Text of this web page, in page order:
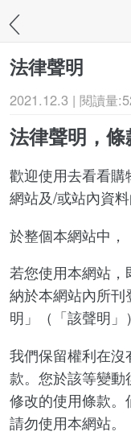
法律聲明
2021.12.3 | 閱讀量
法律聲明，
歡迎使用去看看
網站及/或站內資料
於整個本網站中，
若您使用本網站
納於本網站內所
明」（「該聲明」
我們保留權利在
款。您於該等變
修改的使用條款。
請勿使用本網站。